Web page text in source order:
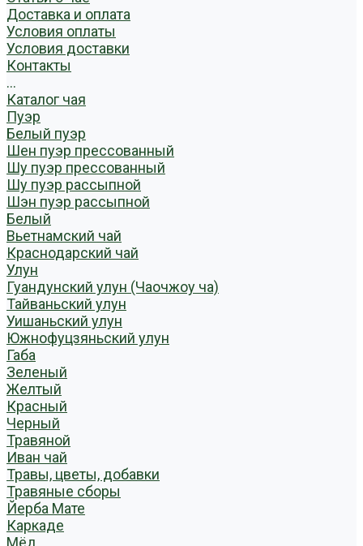
Доставка и оплата
Условия оплаты
Условия доставки
Контакты
...
Каталог чая
Пуэр
Белый пуэр
Шен пуэр прессованный
Шу пуэр прессованный
Шу пуэр рассыпной
Шэн пуэр рассыпной
Белый
Вьетнамский чай
Краснодарский чай
Улун
Гуандунский улун (Чаочжоу ча)
Тайваньский улун
Уишаньский улун
Южнофуцзяньский улун
Габа
Зеленый
Желтый
Красный
Черный
Травяной
Иван чай
Травы, цветы, добавки
Травяные сборы
Йерба Мате
Каркаде
Мёд